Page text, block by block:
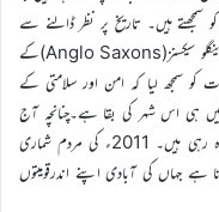
ہیں۔ تاریخ پر نظر ڈالنے سے
معلوم ہوتا ہے کہ اس مقام پر وائکنگز (Vikings)اور اینگلو سیکسنز(Anglo Saxons)کے
کو سمجھ لیا کہ امن اور سلامتی کے
ہی اس شہر کی بقا ہے۔چنانچہ آج
بھی اس شہر میں متعدد اقوام امن کے ساتھ مل جل کر رہ رہی ہیں۔ 2011ء کی مردم شماری
جہاں کی آبادی اپنے اندرقومیتوں